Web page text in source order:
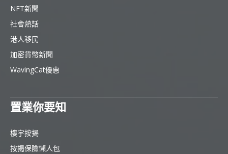
NFT新聞
社會熱話
港人移民
加密貨幣新聞
WavingCat優惠
置業你要知
樓宇按揭
按揭保險懶人包